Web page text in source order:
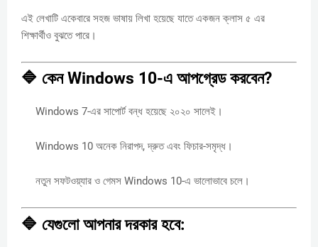
এই লেখাটি একেবারে সহজ ভাষায় লিখা হয়েছে যাতে একজন ক্লাস ৫ এর
শিক্ষার্থীও বুঝতে পারে।
🔷 কেন Windows 10-এ আপগ্রেড করবেন?
Windows 7-এর সাপোর্ট বন্ধ হয়েছে ২০২০ সালেই।
Windows 10 অনেক নিরাপদ, দ্রুত এবং ফিচার-সমৃদ্ধ।
নতুন সফটওয়্যার ও গেমস Windows 10-এ ভালোভাবে চলে।
🔷 যেগুলো আপনার দরকার হবে: